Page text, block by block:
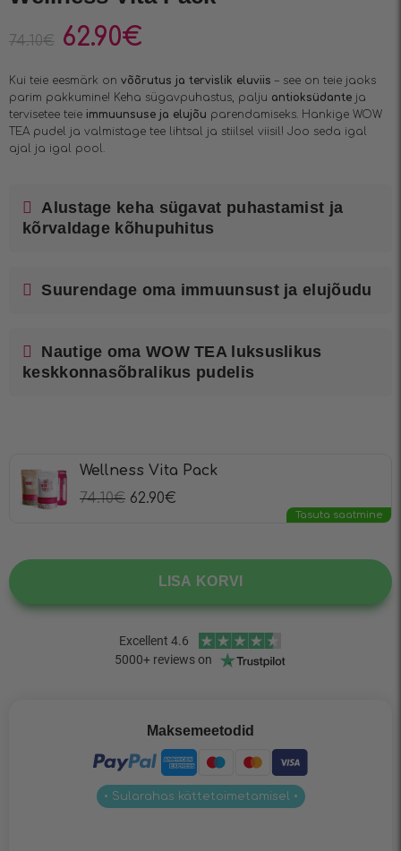
74.10€ 62.90€
Kui teie eesmärk on võõrutus ja tervislik eluviis – see on teie jaoks
parim pakkumine! Keha sügavpuhastus, palju antioksüdante ja
tervisetee teie immuunsuse ja elujõu parendamiseks. Hankige WOW
TEA pudel ja valmistage tee lihtsal ja stiilsel viisil! Joo seda igal
ajal ja igal pool.
Alustage keha sügavat puhastamist ja
kõrvaldage kõhupuhitus
Suurendage oma immuunsust ja elujõudu
Nautige oma WOW TEA luksuslikus
keskkonnasõbralikus pudelis
Wellness Vita Pack
74.10€ 62.90€
Tasuta saatmine
LISA KORVI
Maksemeetodid
• Sularahas kättetoimetamisel •